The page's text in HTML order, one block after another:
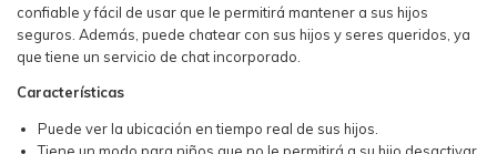
confiable y fácil de usar que le permitirá mantener a sus hijos
seguros. Además, puede chatear con sus hijos y seres queridos, ya
que tiene un servicio de chat incorporado.
Características
Puede ver la ubicación en tiempo real de sus hijos.